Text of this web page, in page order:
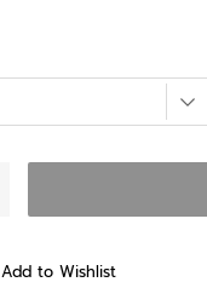
Add to Wishlist